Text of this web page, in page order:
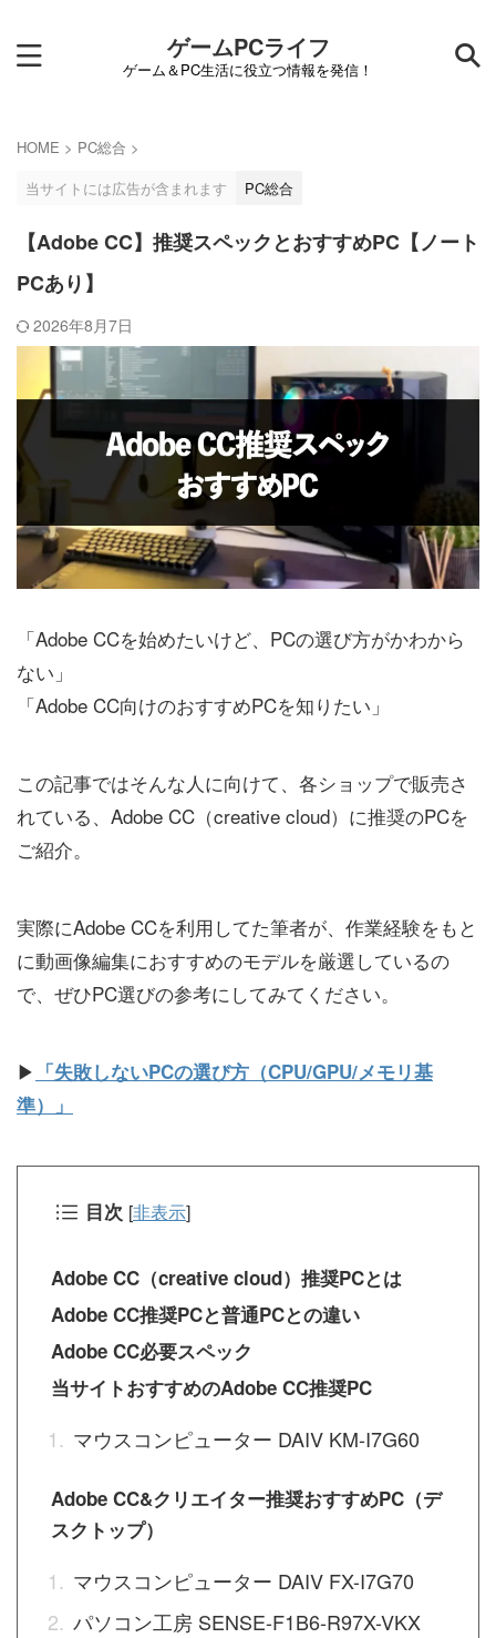
ゲームPCライフ
ゲーム＆PC生活に役立つ情報を発信！
HOME > PC総合 >
当サイトには広告が含まれます
PC総合
【Adobe CC】推奨スペックとおすすめPC【ノート
PCあり】
2026年8月7日
「Adobe CCを始めたいけど、PCの選び方がかわから
ない」
「Adobe CC向けのおすすめPCを知りたい」
この記事ではそんな人に向けて、各ショップで販売さ
れている、Adobe CC（creative cloud）に推奨のPCを
ご紹介。
実際にAdobe CCを利用してた筆者が、作業経験をもと
に動画像編集におすすめのモデルを厳選しているの
で、ぜひPC選びの参考にしてみてください。
▶ 「失敗しないPCの選び方（CPU/GPU/メモリ基
準）」
目次 [非表示]
Adobe CC（creative cloud）推奨PCとは
Adobe CC推奨PCと普通PCとの違い
Adobe CC必要スペック
当サイトおすすめのAdobe CC推奨PC
マウスコンピューター DAIV KM-I7G60
Adobe CC&クリエイター推奨おすすめPC（デ
スクトップ）
マウスコンピューター DAIV FX-I7G70
パソコン工房 SENSE-F1B6-R97X-VKX